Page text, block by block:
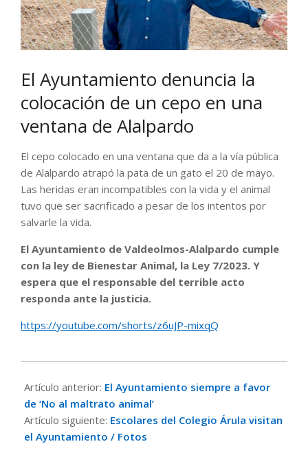
El Ayuntamiento denuncia la
colocación de un cepo en una
ventana de Alalpardo
El cepo colocado en una ventana que da a la vía pública
de Alalpardo atrapó la pata de un gato el 20 de mayo.
Las heridas eran incompatibles con la vida y el animal
tuvo que ser sacrificado a pesar de los intentos por
salvarle la vida.
El Ayuntamiento de Valdeolmos-Alalpardo cumple
con la ley de Bienestar Animal, la Ley 7/2023. Y
espera que el responsable del terrible acto
responda ante la justicia.
https://youtube.com/shorts/z6uJP-mixqQ
05-
24
Artículo anterior: El Ayuntamiento siempre a favor
de ‘No al maltrato animal’
Artículo siguiente: Escolares del Colegio Árula visitan
el Ayuntamiento / Fotos